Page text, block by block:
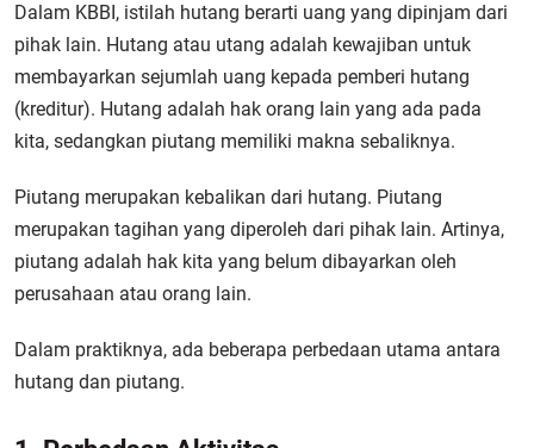
Dalam KBBI, istilah hutang berarti uang yang dipinjam dari
pihak lain. Hutang atau utang adalah kewajiban untuk
membayarkan sejumlah uang kepada pemberi hutang
(kreditur). Hutang adalah hak orang lain yang ada pada
kita, sedangkan piutang memiliki makna sebaliknya.
Piutang merupakan kebalikan dari hutang. Piutang
merupakan tagihan yang diperoleh dari pihak lain. Artinya,
piutang adalah hak kita yang belum dibayarkan oleh
perusahaan atau orang lain.
Dalam praktiknya, ada beberapa perbedaan utama antara
hutang dan piutang.